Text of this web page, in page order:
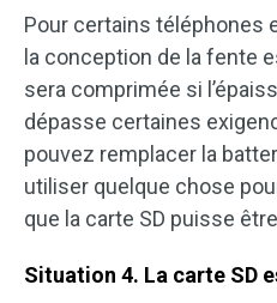
Pour certains téléphones
la conception de la fente
sera comprimée si
dépasse certaines
pouvez remplacer la
utiliser quelque chose
que la carte SD puisse
Situation 4. La carte SD